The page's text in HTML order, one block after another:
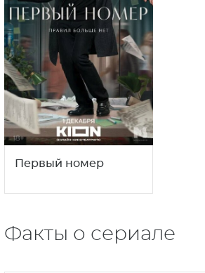
Первый номер
Факты о сериале